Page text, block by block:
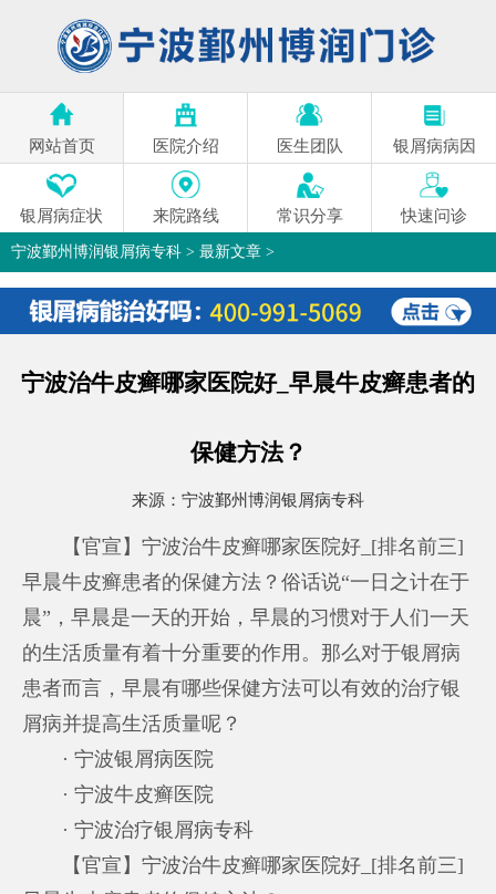
网站首页 医院介绍 医生团队 银屑病病因
银屑病症状 来院路线 常识分享 快速问诊
宁波鄞州博润银屑病专科 > 最新文章 >
宁波治牛皮癣哪家医院好_早晨牛皮癣患者的
保健方法？
来源： 宁波鄞州博润银屑病专科
【官宣】宁波治牛皮癣哪家医院好_[排名前三]
早晨牛皮癣患者的保健方法？俗话说“一日之计在于
晨”，早晨是一天的开始，早晨的习惯对于人们一天
的生活质量有着十分重要的作用。那么对于银屑病
患者而言，早晨有哪些保健方法可以有效的治疗银
屑病并提高生活质量呢？
· 宁波银屑病医院
· 宁波牛皮癣医院
· 宁波治疗银屑病专科
【官宣】宁波治牛皮癣哪家医院好_[排名前三]